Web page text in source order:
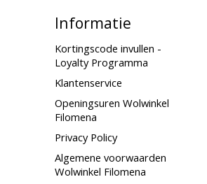
Informatie
Kortingscode invullen -
Loyalty Programma
Klantenservice
Openingsuren Wolwinkel
Filomena
Privacy Policy
Algemene voorwaarden
Wolwinkel Filomena